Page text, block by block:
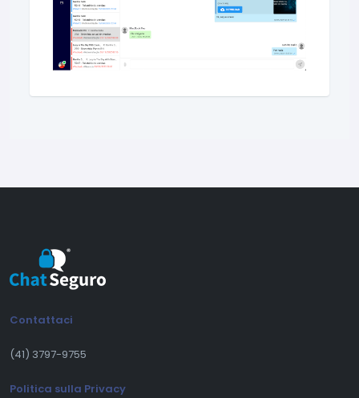
Contattaci
(41) 3797-9755
Politica sulla Privacy